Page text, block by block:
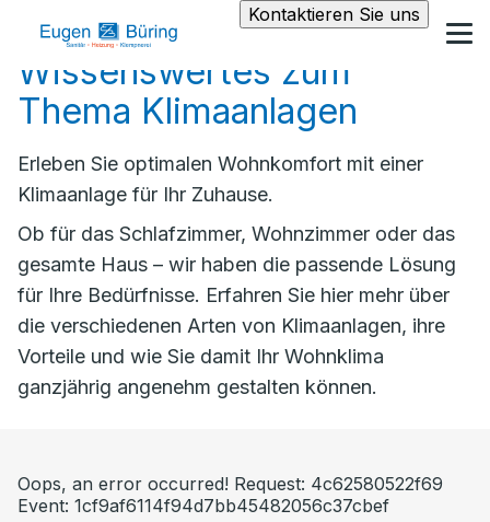
Kontaktieren Sie uns
Wissenswertes zum
Thema Klimaanlagen
Erleben Sie optimalen Wohnkomfort mit einer
Klimaanlage für Ihr Zuhause.
Ob für das Schlafzimmer, Wohnzimmer oder das
gesamte Haus – wir haben die passende Lösung
für Ihre Bedürfnisse. Erfahren Sie hier mehr über
die verschiedenen Arten von Klimaanlagen, ihre
Vorteile und wie Sie damit Ihr Wohnklima
ganzjährig angenehm gestalten können.
Oops, an error occurred! Request: 4c62580522f69
Event: 1cf9af6114f94d7bb45482056c37cbef